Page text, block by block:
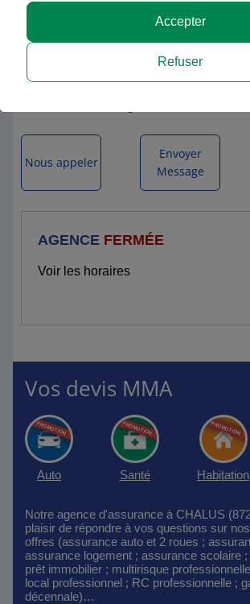
MMA CHALUS
32 RUE NATIONALE
AGENCE FERMÉE
Voir les horaires
Nous appeler
Envoyer
Message
Vos devis MMA
Auto Santé Habitation
Notre agence d'assurance à CHALUS
plaisir de répondre à vos questions sur
offres (assurance auto et 2 roues ;
assurance logement ; assurance scolaire
prêt immobilier ; multirisque
local professionnel ; RC professionnelle ;
décennale)…
Refuser
Accepter